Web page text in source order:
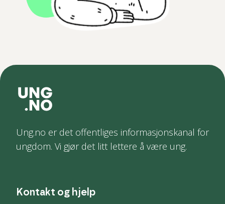
Ung.no er det offentliges informasjonskanal for
ungdom. Vi gjør det litt lettere å være ung.
Kontakt og hjelp